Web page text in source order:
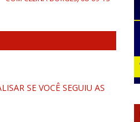
SE VOCÊ SEGUIU AS